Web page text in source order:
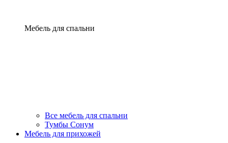
Мебель для спальни
Все мебель для спальни
Тумбы Сонум
Мебель для прихожей